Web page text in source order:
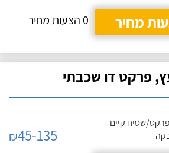
מחיר
0 הצעות מחיר
פרקט דו שכבתי
שטיח קיים
₪45-135